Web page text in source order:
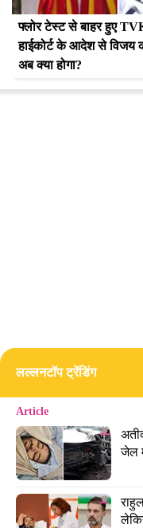
फ्लोर टेस्ट से बाहर हुए
हाईकोर्ट के आदेश से विजय
अब क्या होगा?
लल्लनटॉप ट्रेंडिंग
Article
जेल